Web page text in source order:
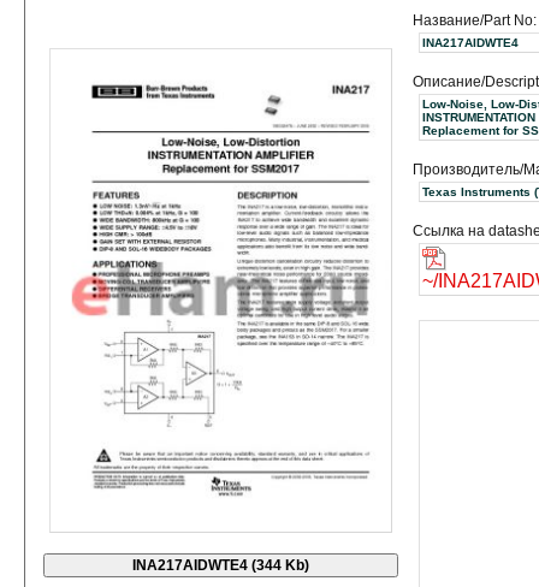
Название/Part No:
INA217AIDWTE4
Описание/
Low-Noise, Low-
Replacement for
Производитель/
Ссылка на
~/